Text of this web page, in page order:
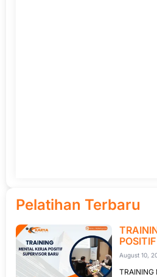
Pelatihan Terbaru
August 10,
TRAINING